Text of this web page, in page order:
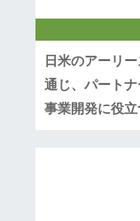
日米のアーリ
通じ、パート
事業開発に役立